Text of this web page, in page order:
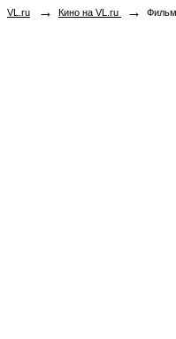
VL.ru → Кино на VL.ru → Фильм